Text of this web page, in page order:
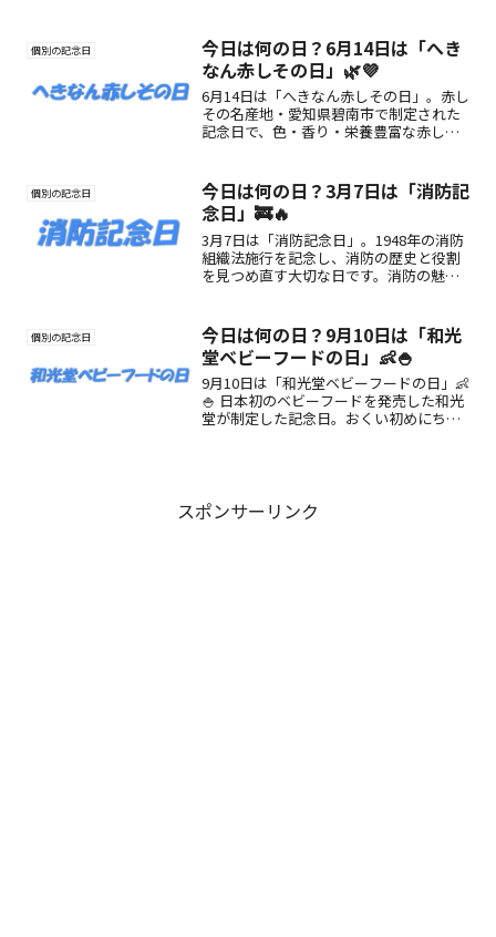
♪
個別の記念日
今日は何の日？6月14日は「へき
なん赤しその日」🌿💜
6月14日は「へきなん赤しその日」。赤し
その名産地・愛知県碧南市で制定された
記念日で、色・香り・栄養豊富な赤しそ
個別の記念日
今日は何の日？3月7日は「消防記
念日」🚒🔥
3月7日は「消防記念日」。1948年の消防
組織法施行を記念し、消防の歴史と役割
を見つめ直す大切な日です。消防の魅
個別の記念日
今日は何の日？9月10日は「和光
堂ベビーフードの日」👶🍚
9月10日は「和光堂ベビーフードの日」👶
🍚 日本初のベビーフードを発売した和光
堂が制定した記念日。おくい初めにちな
スポンサーリンク